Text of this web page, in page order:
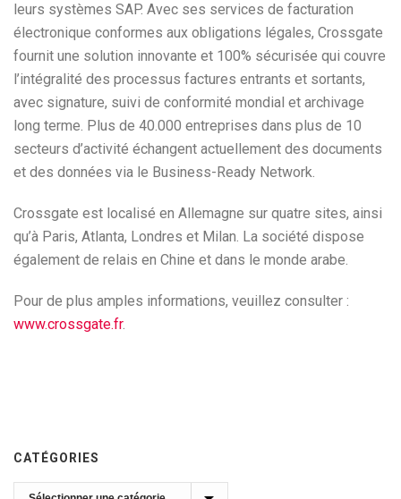
leurs systèmes SAP. Avec ses services de facturation
électronique conformes aux obligations légales, Crossgate
fournit une solution innovante et 100% sécurisée qui couvre
l’intégralité des processus factures entrants et sortants,
avec signature, suivi de conformité mondial et archivage
long terme. Plus de 40.000 entreprises dans plus de 10
secteurs d’activité échangent actuellement des documents
et des données via le Business-Ready Network.
Crossgate est localisé en Allemagne sur quatre sites, ainsi
qu’à Paris, Atlanta, Londres et Milan. La société dispose
également de relais en Chine et dans le monde arabe.
Pour de plus amples informations, veuillez consulter :
www.crossgate.fr.
CATÉGORIES
Catégories